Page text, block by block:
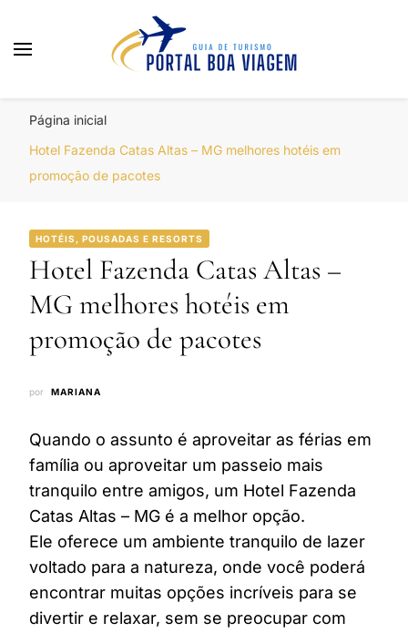
Página inicial
Hotel Fazenda Catas Altas – MG melhores hotéis em
promoção de pacotes
HOTÉIS, POUSADAS E RESORTS
Hotel Fazenda Catas Altas –
MG melhores hotéis em
promoção de pacotes
por MARIANA
Quando o assunto é aproveitar as férias em
família ou aproveitar um passeio mais
tranquilo entre amigos, um Hotel Fazenda
Catas Altas – MG é a melhor opção.
Ele oferece um ambiente tranquilo de lazer
voltado para a natureza, onde você poderá
encontrar muitas opções incríveis para se
divertir e relaxar, sem se preocupar com